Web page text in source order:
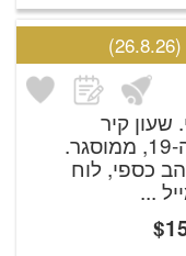
(26.8.26)
שעון קיר
אוסטריה, מאה ה-19, ממוסגר.
כספי, לוח
...
$